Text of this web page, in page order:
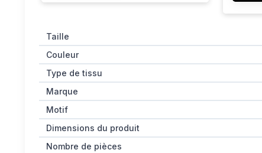
Taille
Couleur
Type de tissu
Marque
Motif
Dimensions du produit
Nombre de pièces